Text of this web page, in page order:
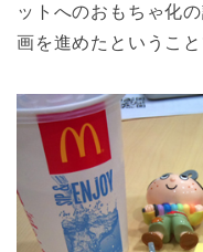
ットへのおもちゃ化
画を進めたということ